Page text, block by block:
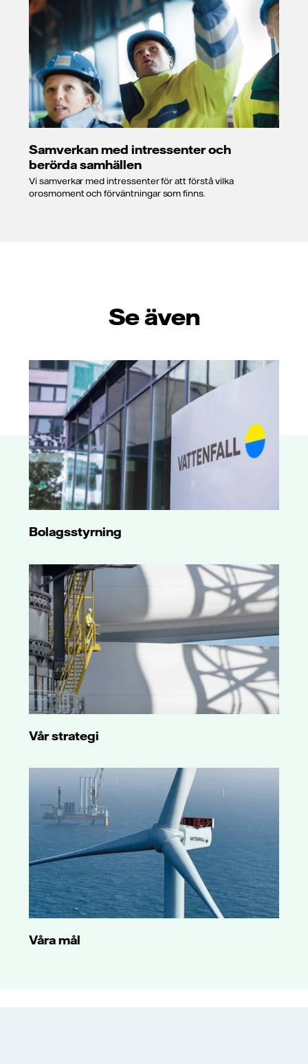
Samverkan med intressenter och
berörda samhällen
Vi samverkar med intressenter för att förstå vilka
orosmoment och förväntningar som finns.
Se även
Bolagsstyrning
Vår strategi
Våra mål